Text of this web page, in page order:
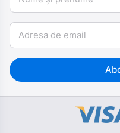
Email